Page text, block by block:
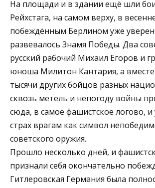
На площади и в здании ещё шли
Рейхстага, на самом верху, в
побеждённым Берлином уже
развевалось Знамя Победы. Два
русский рабочий Михаил Егоров и
юноша Милитон Кантария, а
тысячи других бойцов разных
сквозь метель и непогоду войны
сюда, в самое фашистское логово, и
страх врагам как символ
советского оружия.
Прошло несколько дней, и
признали себя окончательно
Гитлеровская Германия была